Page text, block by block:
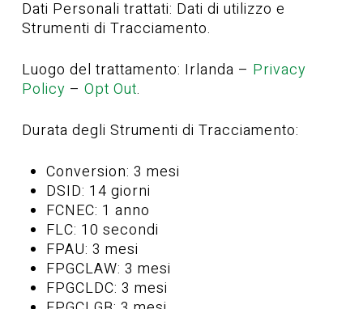
Dati Personali trattati: Dati di utilizzo e
Strumenti di Tracciamento.
Luogo del trattamento: Irlanda – Privacy
Policy – Opt Out.
Durata degli Strumenti di Tracciamento:
Conversion: 3 mesi
DSID: 14 giorni
FCNEC: 1 anno
FLC: 10 secondi
FPAU: 3 mesi
FPGCLAW: 3 mesi
FPGCLDC: 3 mesi